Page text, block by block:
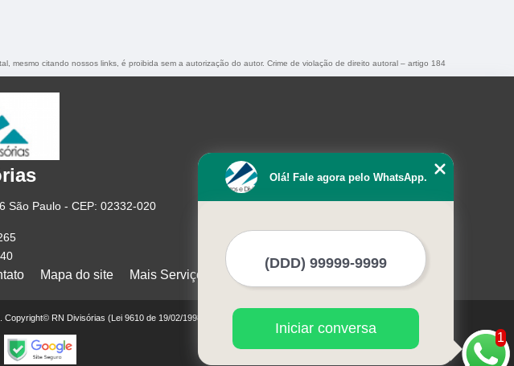
mesmo citando nossos links, é proibida sem a autorização do autor. Crime de violação de direito autoral – artigo 184
São Paulo - CEP: 02332-020
Mapa do site Mais Serviços
RN Divisórias (Lei 9610 de 19/02/1998)
1
Olá! Fale agora pelo WhatsApp.
Iniciar conversa